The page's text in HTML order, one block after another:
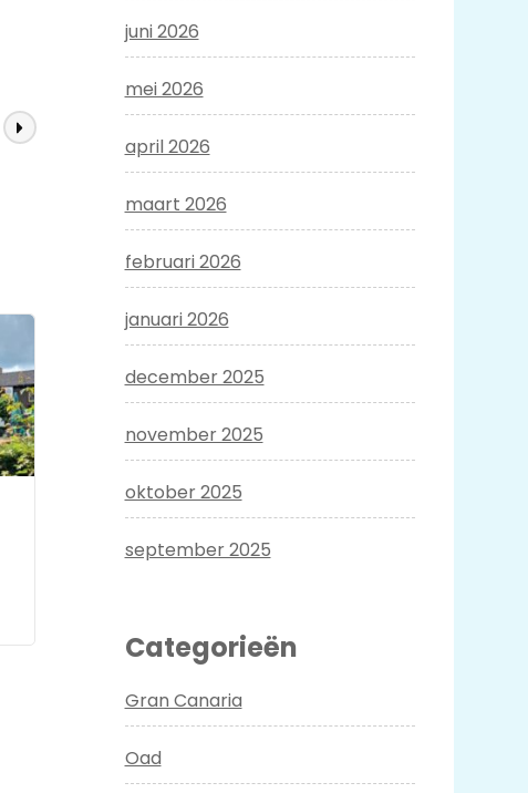
juni 2026
mei 2026
april 2026
maart 2026
februari 2026
januari 2026
december 2025
november 2025
oktober 2025
september 2025
Categorieën
Gran Canaria
Oad